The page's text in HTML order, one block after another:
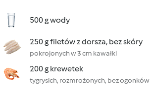
500 g wody
250 g filetów z dorsza, bez skóry
pokrojonych w 3 cm kawałki
200 g krewetek
tygrysich, rozmrożonych, bez ogonków